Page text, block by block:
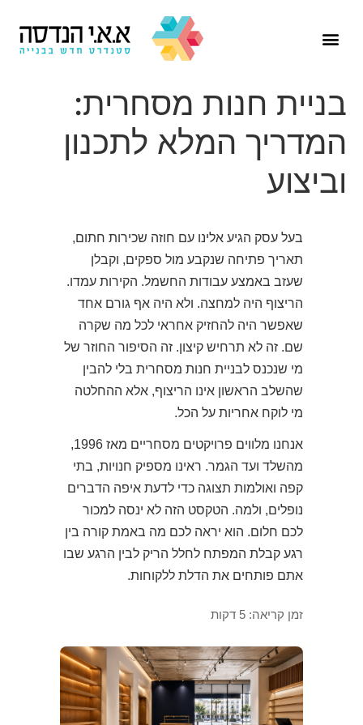
בניית חנות מסחרית:
המדריך המלא לתכנון
וביצוע
בעל עסק הגיע אלינו עם חוזה שכירות חתום,
תאריך פתיחה שנקבע מול ספקים, וקבלן
שעזב באמצע עבודות החשמל. הקירות עמדו.
הריצוף היה למחצה. ולא היה אף גורם אחד
שאפשר היה להחזיק אחראי לכל מה שקרה
שם. זה לא תרחיש קיצון. זה הסיפור החוזר של
מי שנכנס לבניית חנות מסחרית בלי להבין
שהשלב הראשון אינו הריצוף, אלא ההחלטה
מי לוקח אחריות על הכל.
אנחנו מלווים פרויקטים מסחריים מאז 1996,
מהשלד ועד הגמר. ראינו מספיק חנויות, בתי
קפה ואולמות תצוגה כדי לדעת איפה הדברים
נופלים, ולמה. הטקסט הזה לא ינסה למכור
לכם חלום. הוא יראה לכם מה באמת קורה בין
רגע קבלת המפתח לחלל הריק לבין הרגע שבו
אתם פותחים את הדלת ללקוחות.
זמן קריאה: 5 דקות